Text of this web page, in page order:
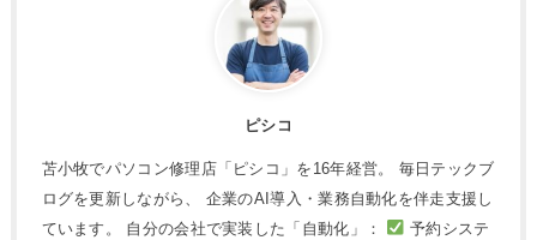
ピシコ
苫小牧でパソコン修理店「ピシコ」を16年経営。 毎日テックブ
ログを更新しながら、 企業のAI導入・業務自動化を伴走支援し
ています。 自分の会社で実装した「自動化」：
予約システ